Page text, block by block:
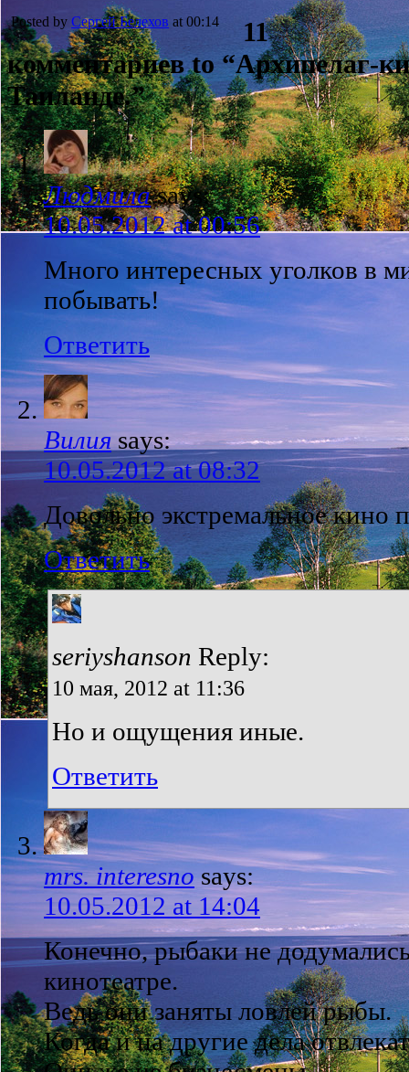
Posted by Сергей Белехов at 00:14
11
комментариев to “Архипелаг-
Таиланде.”
Людмила says:
10.05.2012 at 00:56
Много интересных уголков в
побывать!
Ответить
Вилия says:
10.05.2012 at 08:32
Довольно экстремальное кино
Ответить
seriyshanson Reply:
10 мая, 2012 at 11:36
Но и ощущения иные.
Ответить
mrs. interesno says:
10.05.2012 at 14:04
Конечно, рыбаки не
кинотеатре.
Ведь они заняты ловлей рыбы.
Когда и на другие дела